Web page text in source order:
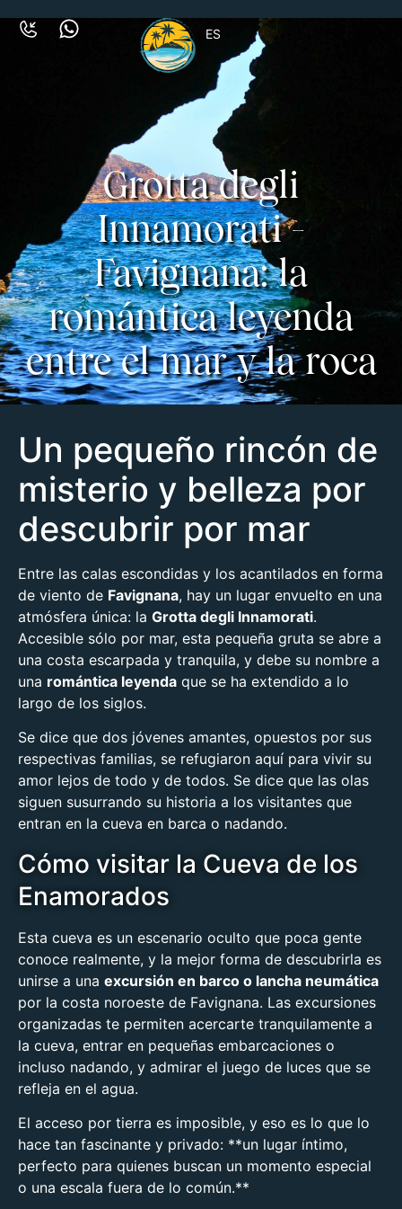
ES
Grotta degli
Innamorati -
Favignana: la
romántica leyenda
entre el mar y la roca
Un pequeño rincón de
misterio y belleza por
descubrir por mar
Entre las calas escondidas y los acantilados en forma
de viento de Favignana, hay un lugar envuelto en una
atmósfera única: la Grotta degli Innamorati.
Accesible sólo por mar, esta pequeña gruta se abre a
una costa escarpada y tranquila, y debe su nombre a
una romántica leyenda que se ha extendido a lo
largo de los siglos.
Se dice que dos jóvenes amantes, opuestos por sus
respectivas familias, se refugiaron aquí para vivir su
amor lejos de todo y de todos. Se dice que las olas
siguen susurrando su historia a los visitantes que
entran en la cueva en barca o nadando.
Cómo visitar la Cueva de los
Enamorados
Esta cueva es un escenario oculto que poca gente
conoce realmente, y la mejor forma de descubrirla es
unirse a una excursión en barco o lancha neumática
por la costa noroeste de Favignana. Las excursiones
organizadas te permiten acercarte tranquilamente a
la cueva, entrar en pequeñas embarcaciones o
incluso nadando, y admirar el juego de luces que se
refleja en el agua.
El acceso por tierra es imposible, y eso es lo que lo
hace tan fascinante y privado: **un lugar íntimo,
perfecto para quienes buscan un momento especial
o una escala fuera de lo común.**